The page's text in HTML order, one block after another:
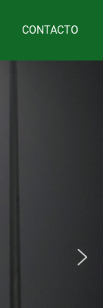
CONTACTO